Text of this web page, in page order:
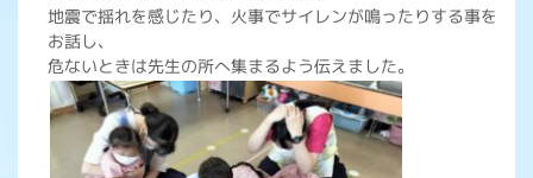
地震で揺れを感じたり、火事でサイレンが鳴ったりする事を
お話し、
危ないときは先生の所へ集まるよう伝えました。